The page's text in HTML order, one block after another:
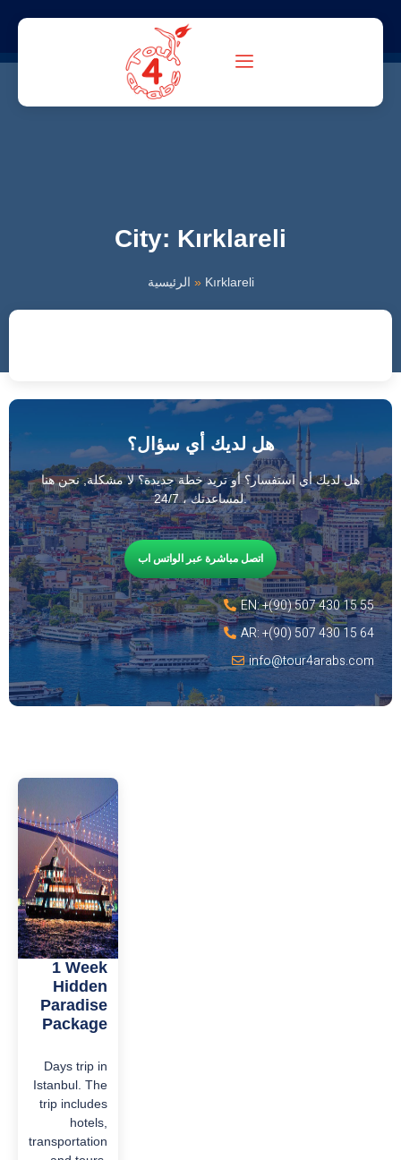
City: Kırklareli
الرئيسية » Kırklareli
هل لديك أي سؤال؟
هل لديك أي استفسار؟ أو تريد خطة جديدة؟ لا مشكلة, نحن هنا
لمساعدتك ، 24/7.
اتصل مباشرة عبر الواتس اب
EN: +(90) 507 430 15 55
AR: +(90) 507 430 15 64
info@tour4arabs.com
1 Week
Hidden
Paradise
Package
Days trip in
Istanbul. The
trip includes
hotels,
transportation